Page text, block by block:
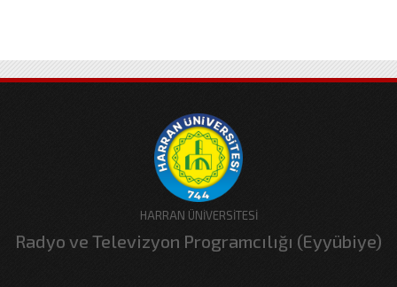
HARRAN ÜNİVERSİTESİ
Radyo ve Televizyon Programcılığı (Eyyübiye)